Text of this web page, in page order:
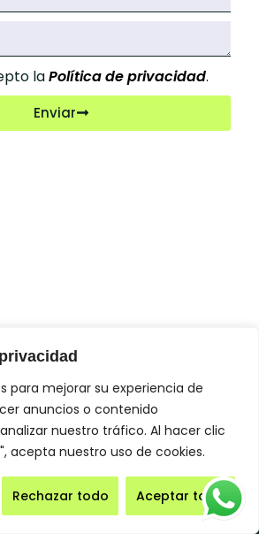
para mejorar su experiencia de
anuncios o contenido
nuestro tráfico. Al hacer clic
acepta nuestro uso de cookies.
Rechazar todo Aceptar todo
laPolítica de privacidad.
Enviar